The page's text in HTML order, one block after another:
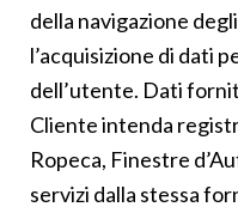
della navigazione
l’acquisizione di dati
dell’utente. Dati
Cliente intenda
Ropeca, Finestre
servizi dalla stessa